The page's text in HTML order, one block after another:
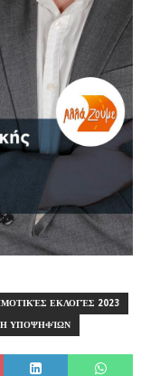
ΕΚΛΟΓΈΣ 2023
ΥΠΟΨΗΦΊΩΝ